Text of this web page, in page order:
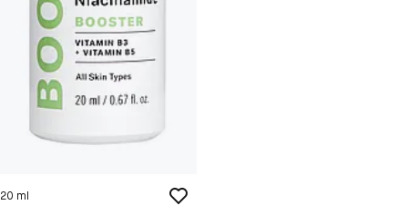
20 ml